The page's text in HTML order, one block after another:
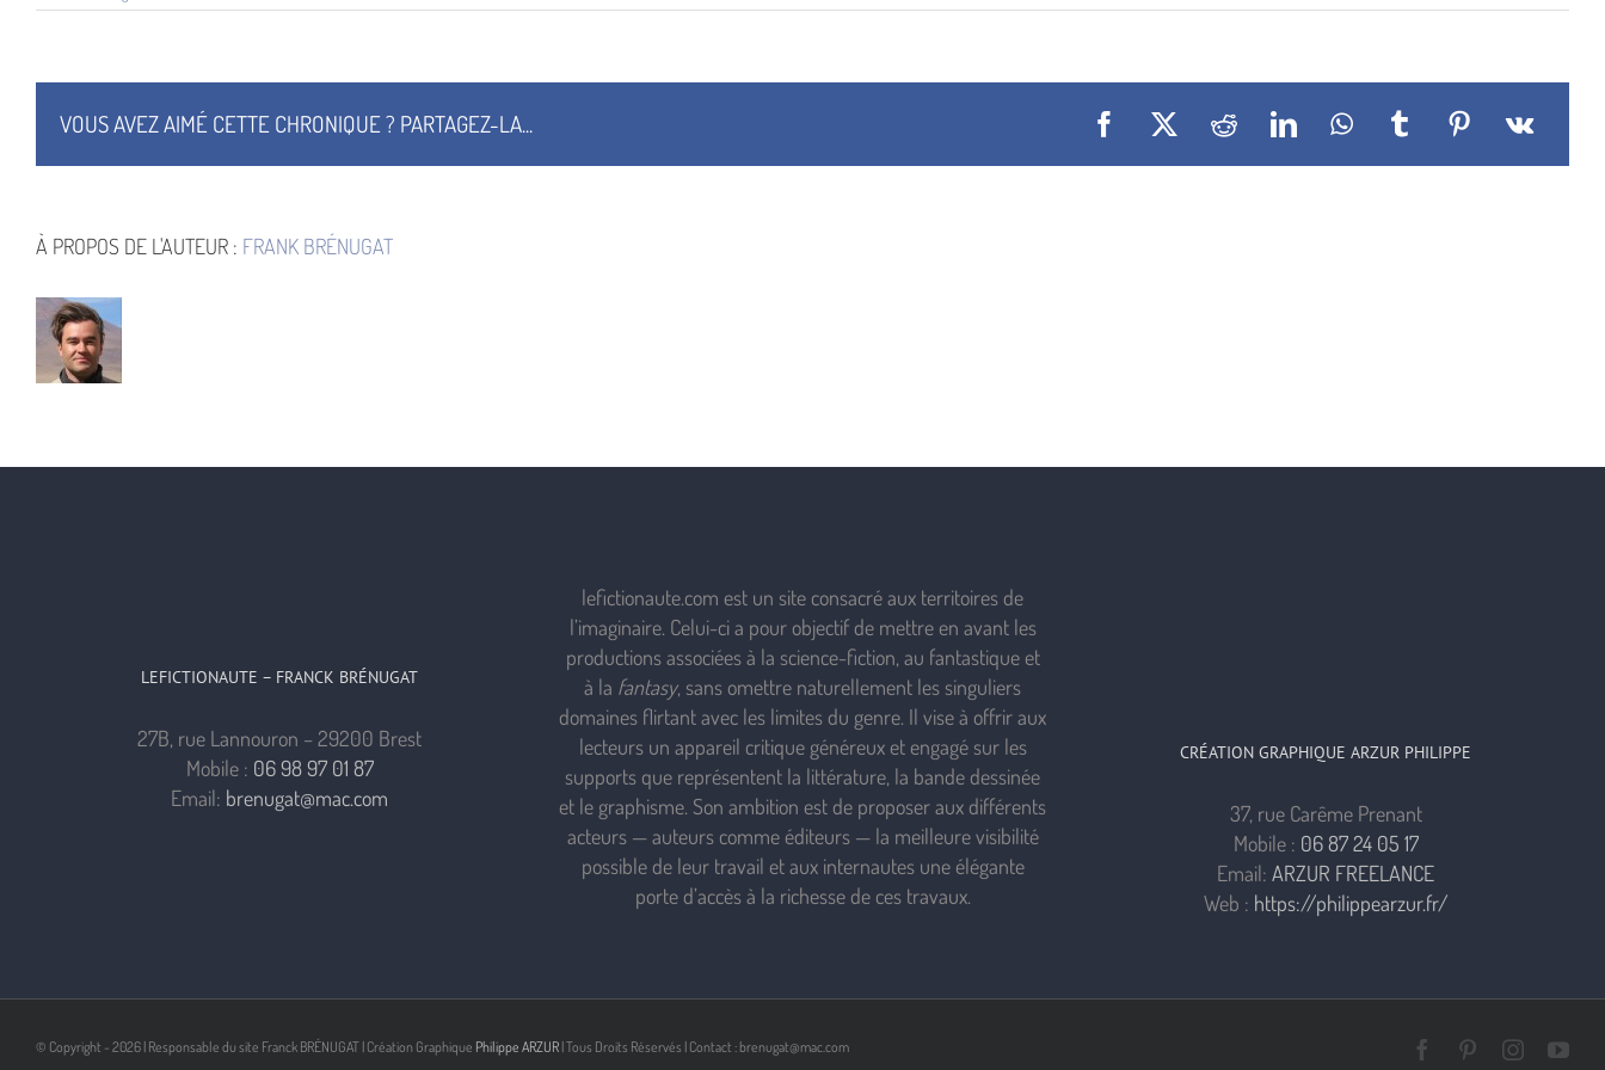
La
Illustration
VOUS AVEZ AIMÉ CETTE CHRONIQUE ? PARTAGEZ-LA... Facebook
X RedditLinkedInWhatsApp
TumblrPinterest
Vk
À PROPOS DE L'AUTEUR : FRANK BRÉNUGAT
LEFICTIONAUTE – FRANCK BRÉNUGAT
27B, rue Lannouron – 29200 Brest
Mobile : 06 98 97 01 87
Email: brenugat@mac.com
lefictionaute.com est un site consacré aux territoires de
l’imaginaire. Celui-ci a pour objectif de mettre en avant les
productions associées à la science-fiction, au fantastique et
à la fantasy, sans omettre naturellement les singuliers
domaines flirtant avec les limites du genre. Il vise à offrir aux
lecteurs un appareil critique généreux et engagé sur les
supports que représentent la littérature, la bande dessinée
et le graphisme. Son ambition est de proposer aux différents
acteurs — auteurs comme éditeurs — la meilleure visibilité
possible de leur travail et aux internautes une élégante
porte d’accès à la richesse de ces travaux.
CRÉATION GRAPHIQUE ARZUR PHILIPPE
37, rue Carême Prenant
Mobile : 06 87 24 05 17
Email: ARZUR FREELANCE
Web : https://philippearzur.fr/
© Copyright - 2026 | Responsable du site Franck BRÉNUGAT | Création Graphique Philippe ARZUR | Tous Droits Réservés | Contact : brenugat@mac.com FacebookPinterest